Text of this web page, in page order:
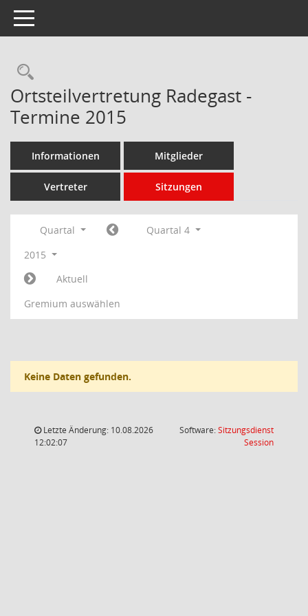
Toggle navigation
Rechercheauswahl
Ortsteilvertretung Radegast -
Termine 2015
Informationen Mitglieder
Vertreter Sitzungen
Quartal
Quartal 4
2015
Aktuell
Gremium auswählen
Keine Daten gefunden.
Letzte Änderung: 10.08.2026
12:02:07
Software:Sitzungsdienst
Session(Wird in